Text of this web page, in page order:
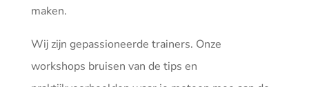
maken.
Wij zijn gepassioneerde trainers. Onze
workshops bruisen van de tips en